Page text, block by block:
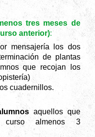
tres meses de
anterior):
mensajería los dos
de plantas
que recojan los
cuadernillos.
aquellos que
almenos 3